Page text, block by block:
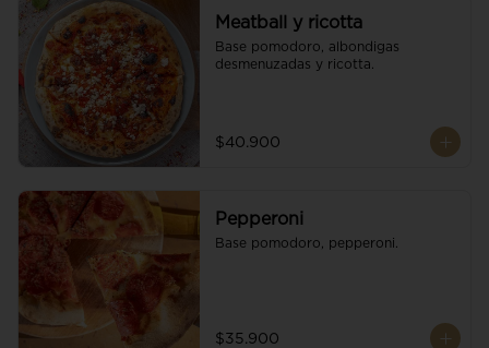
Meatball y ricotta
Base pomodoro, albondigas
desmenuzadas y ricotta.
$40.900
Pepperoni
Base pomodoro, pepperoni.
$35.900